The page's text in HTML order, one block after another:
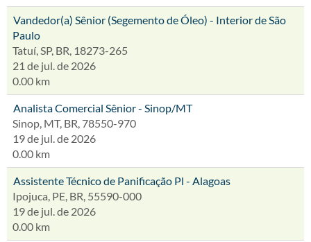
Vandedor(a) Sênior (Segemento de Óleo) - Interior de São
Paulo
Tatuí, SP, BR, 18273-265
21 de jul. de 2026
0.00 km
Analista Comercial Sênior - Sinop/MT
Sinop, MT, BR, 78550-970
19 de jul. de 2026
0.00 km
Assistente Técnico de Panificação Pl - Alagoas
Ipojuca, PE, BR, 55590-000
19 de jul. de 2026
0.00 km